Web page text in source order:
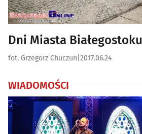
Dni Miasta Białegostoku
fot. Grzegorz Chuczun 2017.06.24
WIADOMOŚCI